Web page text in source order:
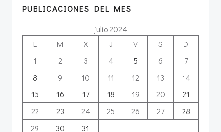
PUBLICACIONES DEL MES
julio 2024
L
M X J V S
D
1
2 3 4 5 6
7
8
9 10 11 12 13
14
15
16 17 18 19 20
21
22
23 24 25 26 27
28
29
30 31